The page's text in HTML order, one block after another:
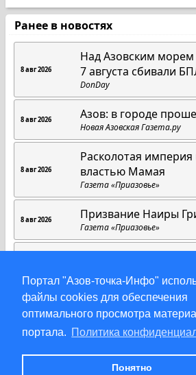
Портал "Азов-точка-Инфо"
файлы cookies для обеспечения
оптимального просмотра
портала. Политика
Понятно
Ранее в новостях
8 авг 2026
Над Азовским
7 августа сбивали
DonDay
8 авг 2026 Азов: в городе
Новая Азовская Газета.ру
8 авг 2026
Расколотая империя
властью Мамая
Газета «Приазовье»
8 авг 2026 Призвание Наиры
Газета «Приазовье»